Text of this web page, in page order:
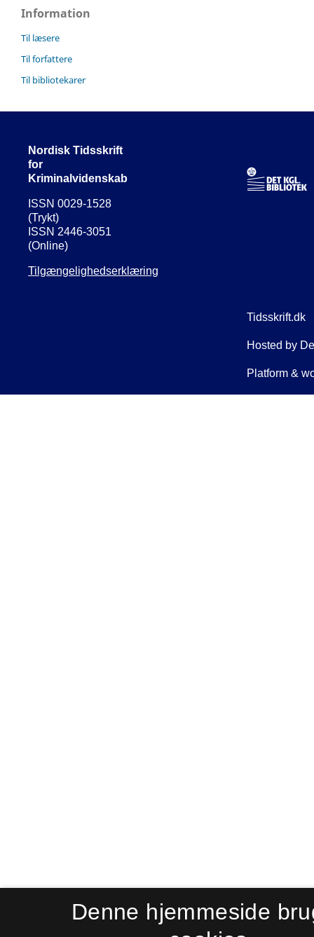
Information
Til læsere
Til forfattere
Til bibliotekarer
Nordisk Tidsskrift
for
Kriminalvidenskab
ISSN 0029-1528
(Trykt)
ISSN 2446-3051
(Online)
Tilgængelighedserklæring
Denne hjemmeside